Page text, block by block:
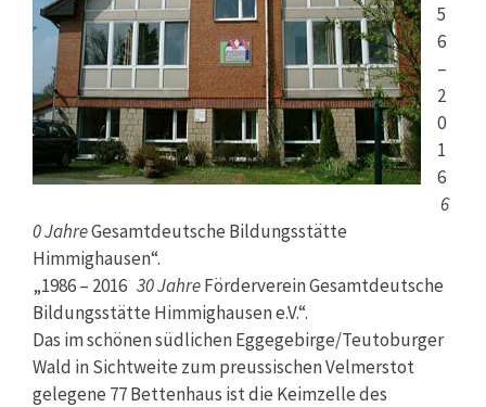
5
6
–
2
0
1
6
6
0 JahreGesamtdeutsche Bildungsstätte
Himmighausen“.
„1986 – 2016 30 JahreFörderverein Gesamtdeutsche
Bildungsstätte Himmighausen e.V.“.
Das im schönen südlichen Eggegebirge/Teutoburger
Wald in Sichtweite zum preussischen Velmerstot
gelegene 77 Bettenhaus ist die Keimzelle des